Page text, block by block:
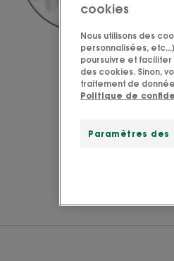
cookies
Nous utilisons des
personnalisées,
poursuivre et
des cookies. Sinon,
traitement de
Politique de
Paramètres des